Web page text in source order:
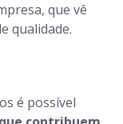
que vê
qualidade.
é possível